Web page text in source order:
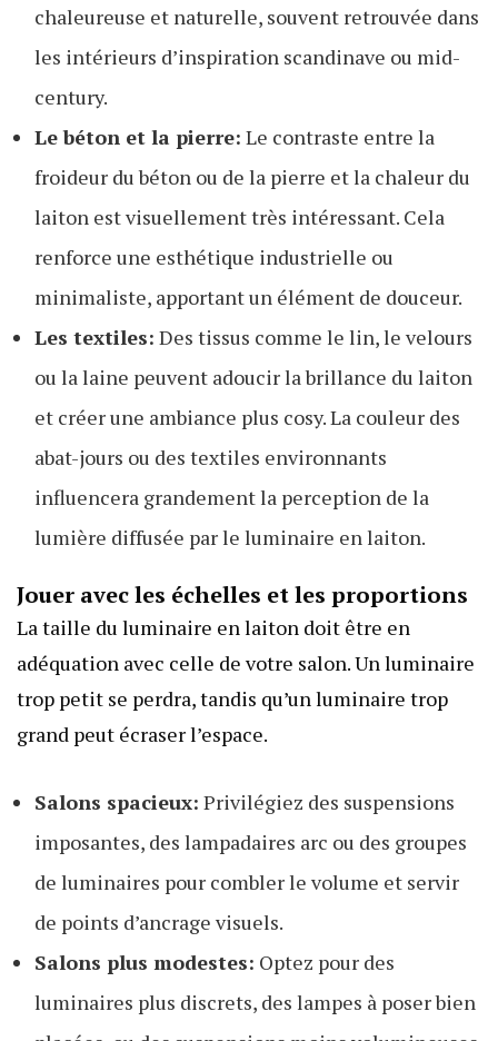
chaleureuse et naturelle, souvent retrouvée dans
les intérieurs d’inspiration scandinave ou mid-
century.
Le béton et la pierre: Le contraste entre la
froideur du béton ou de la pierre et la chaleur du
laiton est visuellement très intéressant. Cela
renforce une esthétique industrielle ou
minimaliste, apportant un élément de douceur.
Les textiles: Des tissus comme le lin, le velours
ou la laine peuvent adoucir la brillance du laiton
et créer une ambiance plus cosy. La couleur des
abat-jours ou des textiles environnants
influencera grandement la perception de la
lumière diffusée par le luminaire en laiton.
Jouer avec les échelles et les proportions
La taille du luminaire en laiton doit être en
adéquation avec celle de votre salon. Un luminaire
trop petit se perdra, tandis qu’un luminaire trop
grand peut écraser l’espace.
Salons spacieux: Privilégiez des suspensions
imposantes, des lampadaires arc ou des groupes
de luminaires pour combler le volume et servir
de points d’ancrage visuels.
Salons plus modestes: Optez pour des
luminaires plus discrets, des lampes à poser bien